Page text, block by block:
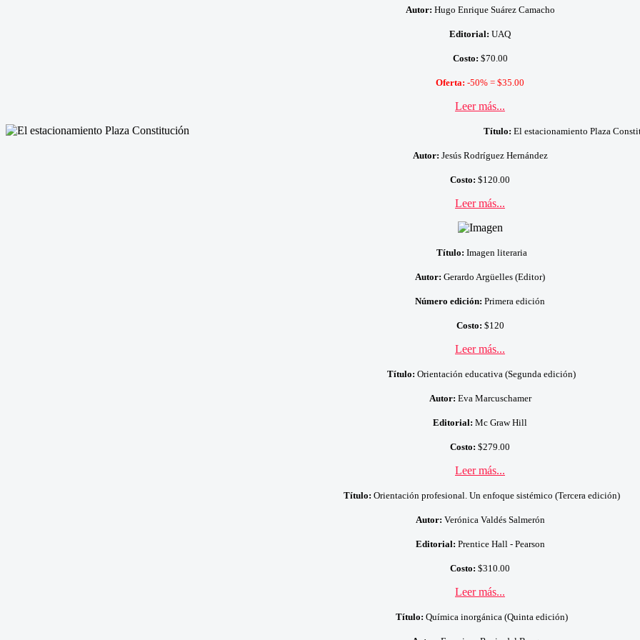
Autor: Hugo Enrique Suárez Camacho
Editorial: UAQ
Costo: $70.00
Oferta: -50% = $35.00
Leer más...
Título: El estacionamiento Plaza
Autor: Jesús Rodríguez Hernández
Costo: $120.00
Leer más...
Título: Imagen literaria
Autor: Gerardo Argüelles (Editor)
Número edición: Primera edición
Costo: $120
Leer más...
Título: Orientación educativa (Segunda edición)
Autor: Eva Marcuschamer
Editorial: Mc Graw Hill
Costo: $279.00
Leer más...
Título: Orientación profesional. Un enfoque sistémico (Tercera edición)
Autor: Verónica Valdés Salmerón
Editorial: Prentice Hall - Pearson
Costo: $310.00
Leer más...
Título: Química inorgánica (Quinta edición)